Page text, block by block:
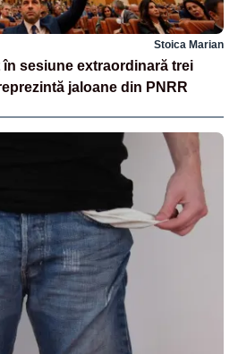
Stoica Marian
în sesiune extraordinară trei
jaloane din PNRR